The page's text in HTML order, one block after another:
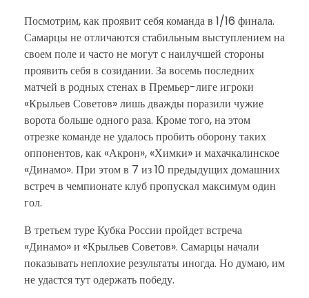
Посмотрим, как проявит себя команда в 1/16 финала.
Самарцы не отличаются стабильным выступлением на
своем поле и часто не могут с наилучшей стороны
проявить себя в созидании. За восемь последних
матчей в родных стенах в Премьер-лиге игроки
«Крыльев Советов» лишь дважды поразили чужие
ворота больше одного раза. Кроме того, на этом
отрезке команде не удалось пробить оборону таких
оппонентов, как «Акрон», «Химки» и махачкалинское
«Динамо». При этом в 7 из 10 предыдущих домашних
встреч в чемпионате клуб пропускал максимум один
гол.
В третьем туре Кубка России пройдет встреча
«Динамо» и «Крыльев Советов». Самарцы начали
показывать неплохие результаты иногда. Но думаю, им
не удастся тут одержать победу.